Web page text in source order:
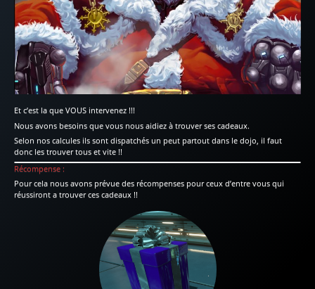
Et c’est la que VOUS intervenez !!!
Nous avons besoins que vous nous aidiez à trouver ses cadeaux.
Selon nos calcules ils sont dispatchés un peut partout dans le dojo, il faut
donc les trouver tous et vite !!
Récompense :
Pour cela nous avons prévue des récompenses pour ceux d’entre vous qui
réussiront a trouver ces cadeaux !!